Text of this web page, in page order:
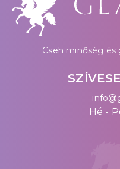
Cseh minőség
Hé -